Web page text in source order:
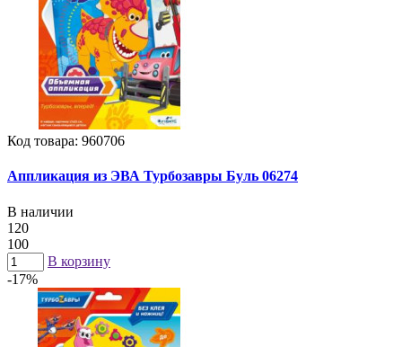
Код товара: 960706
Аппликация из ЭВА Турбозавры Буль 06274
В наличии
120
100
В корзину
-17%